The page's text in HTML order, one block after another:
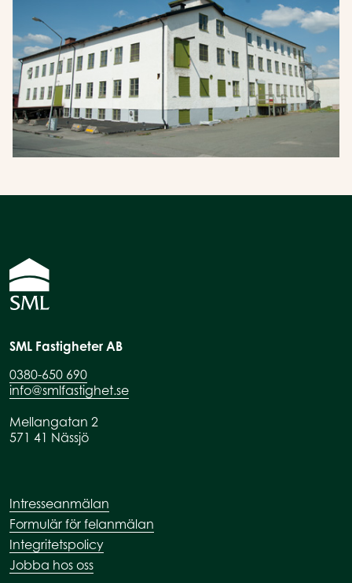
SML Fastigheter AB
0380-650 690
info@smlfastighet.se
Mellangatan 2
571 41 Nässjö
Intresseanmälan
Formulär för felanmälan
Integritetspolicy
Jobba hos oss